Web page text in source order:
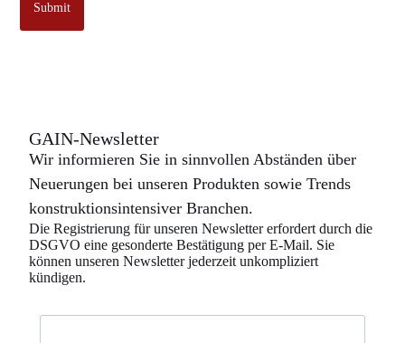
Submit
GAIN-Newsletter
Wir informieren Sie in sinnvollen Abständen über
Neuerungen bei unseren Produkten sowie Trends
konstruktionsintensiver Branchen.
Die Registrierung für unseren Newsletter erfordert durch die
DSGVO eine gesonderte Bestätigung per E-Mail. Sie
können unseren Newsletter jederzeit unkompliziert
kündigen.